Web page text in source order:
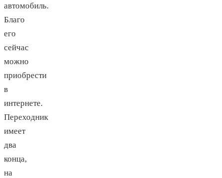
автомобиль.
Благо
его
сейчас
можно
приобрести
в
интернете.
Переходник
имеет
два
конца,
на